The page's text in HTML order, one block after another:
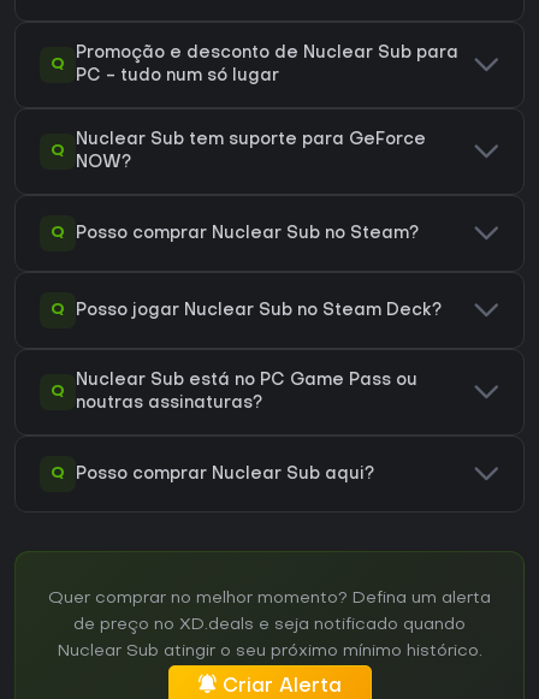
Q
Promoção e desconto de Nuclear Sub para
PC - tudo num só lugar
Q
Nuclear Sub tem suporte para GeForce
NOW?
Q Posso comprar Nuclear Sub no Steam?
Q Posso jogar Nuclear Sub no Steam Deck?
Q
Nuclear Sub está no PC Game Pass ou
noutras assinaturas?
Q Posso comprar Nuclear Sub aqui?
Quer comprar no melhor momento? Defina um alerta
de preço no XD.deals e seja notificado quando
Nuclear Sub atingir o seu próximo mínimo histórico.
Criar Alerta